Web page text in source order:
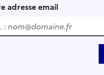
adresse email